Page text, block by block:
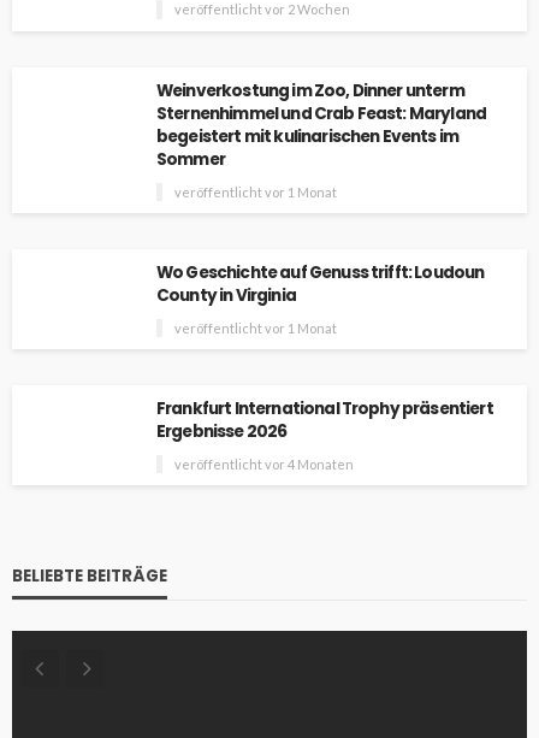
veröffentlicht vor 2 Wochen
Weinverkostung im Zoo, Dinner unterm
Sternenhimmel und Crab Feast: Maryland
begeistert mit kulinarischen Events im
Sommer
veröffentlicht vor 1 Monat
Wo Geschichte auf Genuss trifft: Loudoun
County in Virginia
veröffentlicht vor 1 Monat
Frankfurt International Trophy präsentiert
Ergebnisse 2026
veröffentlicht vor 4 Monaten
BELIEBTE BEITRÄGE